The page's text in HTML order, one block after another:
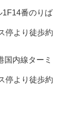
番のりば
り徒歩約
線ターミ
り徒歩約